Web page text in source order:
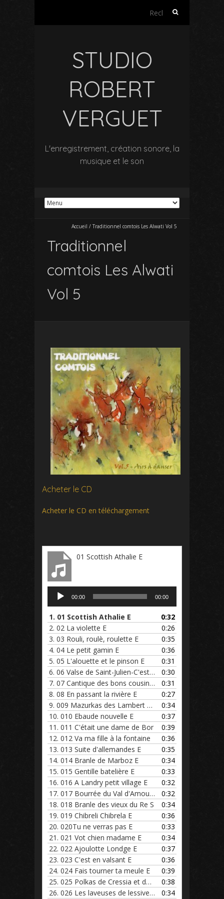
Rechercher :
STUDIO
ROBERT
VERGUET
L'enregistrement, création sonore, la
musique et le son
Accueil / Traditionnel comtois Les Alwati Vol 5
Traditionnel
comtois Les Alwati
Vol 5
Acheter le CD
Acheter le CD en téléchargement
01 Scottish Athalie E
Lecteur
audio
00:00 00:00
1. 01 Scottish Athalie E
0:32
2. 02 La violette E
0:26
3. 03 Rouli, roulè, roulette E
0:35
4. 04 Le petit gamin E
0:36
5. 05 L'alouette et le pinson E
0:31
6. 06 Valse de Saint-Julien-C'est en valsant E
0:30
7. 07 Cantique des bons cousins charbonniers E
0:31
8. 08 En passant la rivière E
0:27
9. 009 Mazurkas des Lambert et Da
0:34
10. 010 Ebaude nouvelle E
0:37
11. 011 C'était une dame de Bor
0:39
12. 012 Va ma fille à la fontaine
0:36
13. 013 Suite d'allemandes E
0:35
14. 014 Branle de Marboz E
0:34
15. 015 Gentille batelière E
0:33
16. 016 A Landry petit village E
0:32
17. 017 Bourrée du Val d'Amour E
0:32
18. 018 Branle des vieux du Re S
0:34
19. 019 Chibreli Chibrela E
0:36
20. 020Tu ne verras pas E
0:33
21. 021 Vot chien madame E
0:34
22. 022 Ajoulotte Londge E
0:37
23. 023 C'est en valsant E
0:36
24. 024 Fais tourner ta meule E
0:39
25. 025 Polkas de Cressia et de Lo
0:38
26. 026 Les laveuses de lessive E 0:34